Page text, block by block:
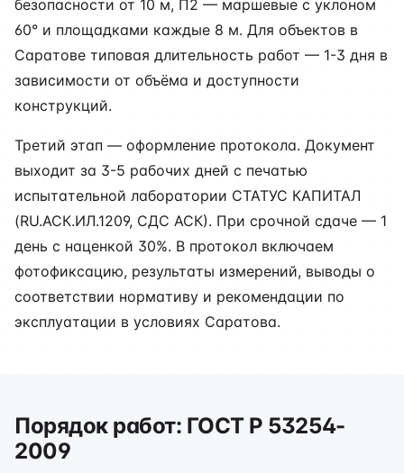
безопасности от 10 м, П2 — маршевые с уклоном
60° и площадками каждые 8 м. Для объектов в
Саратове типовая длительность работ — 1-3 дня в
зависимости от объёма и доступности
конструкций.
Третий этап — оформление протокола. Документ
выходит за 3-5 рабочих дней с печатью
испытательной лаборатории СТАТУС КАПИТАЛ
(RU.АСК.ИЛ.1209, СДС АСК). При срочной сдаче — 1
день с наценкой 30%. В протокол включаем
фотофиксацию, результаты измерений, выводы о
соответствии нормативу и рекомендации по
эксплуатации в условиях Саратова.
Порядок работ: ГОСТ Р 53254-
2009